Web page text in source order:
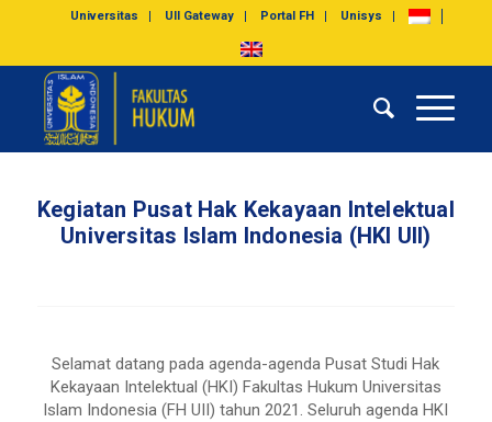
Universitas UII Gateway Portal FH Unisys
Kegiatan Pusat Hak Kekayaan Intelektual
Universitas Islam Indonesia (HKI UII)
Selamat datang pada agenda-agenda Pusat Studi Hak
Kekayaan Intelektual (HKI) Fakultas Hukum Universitas
Islam Indonesia (FH UII) tahun 2021. Seluruh agenda HKI